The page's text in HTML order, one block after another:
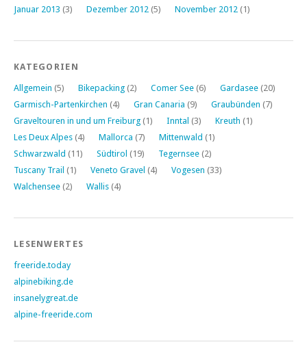
Januar 2013 (3) Dezember 2012 (5) November 2012 (1)
KATEGORIEN
Allgemein (5) Bikepacking (2) Comer See (6) Gardasee (20)
Garmisch-Partenkirchen (4) Gran Canaria (9) Graubünden (7)
Graveltouren in und um Freiburg (1) Inntal (3) Kreuth (1)
Les Deux Alpes (4) Mallorca (7) Mittenwald (1)
Schwarzwald (11) Südtirol (19) Tegernsee (2)
Tuscany Trail (1) Veneto Gravel (4) Vogesen (33)
Walchensee (2) Wallis (4)
LESENWERTES
freeride.today
alpinebiking.de
insanelygreat.de
alpine-freeride.com